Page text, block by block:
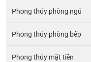
Phong thủy phòng ngủ
Phong thủy phòng bếp
Phong thủy mặt tiền